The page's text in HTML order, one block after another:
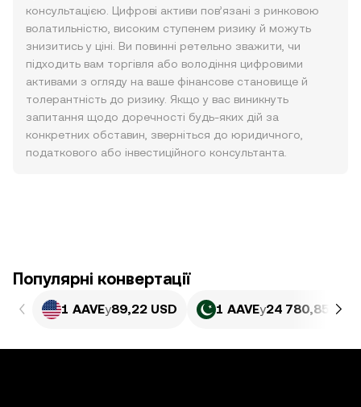
консультацією. Цифрові активи пов’язані з ринковою
волатильністю, високим ступенем ризику й можуть
знизитись у ціні. Ви повинні ретельно зважити, чи
підходить вам торгівля або володіння цифровими
активами з огляду на ваше фінансове становище й
толерантність до ризику. Якщо у вас виникнуть
запитання щодо доречності будь-яких дій за
конкретних обставин, зверніться до юридичного,
податкового або інвестиційного консультанта.
Популярні конвертації
1 AAVEу89,22 USD 1 AAVEу24 780,85 PKR